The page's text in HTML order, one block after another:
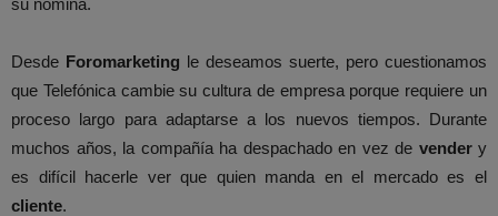
su nómina.
Desde Foromarketing le deseamos suerte, pero cuestionamos
que Telefónica cambie su cultura de empresa porque requiere un
proceso largo para adaptarse a los nuevos tiempos. Durante
muchos años, la compañía ha despachado en vez de vendery
es difícil hacerle ver que quien manda en el mercado es el
cliente.